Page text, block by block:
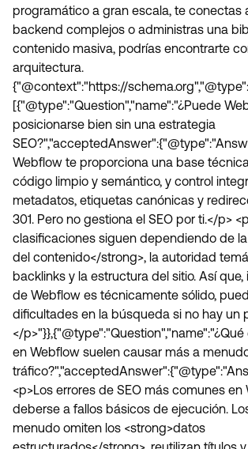
programático a gran escala, te conectas
backend complejos o administras una
contenido masiva, podrías encontrarte
arquitectura.
{"@context":"https://
[{"@type":"Question","name":"¿Puede
posicionarse bien sin una estrategia
Webflow te proporciona una base
código limpio y semántico, y control
metadatos, etiquetas canónicas y
301. Pero no gestiona el SEO por ti.</p>
clasificaciones siguen dependiendo de
del contenido</strong>, la autoridad
backlinks y la estructura del sitio. Así que,
de Webflow es técnicamente sólido,
dificultades en la búsqueda si no hay un
</
en Webflow suelen causar más a
<p>Los errores de SEO más comunes
deberse a fallos básicos de ejecución.
menudo omiten los <strong>datos